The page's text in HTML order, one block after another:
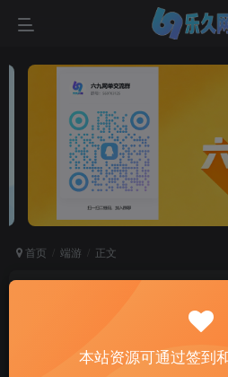
首页 端游 正文
六九网单DNF地下城与勇
第二版一键端可转职三觉立
六九网单
2个月前更新
本站资源可通过签到